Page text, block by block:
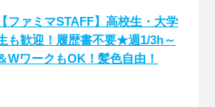
【ファミマSTAFF】高校生・大学
も歓迎！履歴書不要★週1/3h～
WワークもOK！髪色自由！